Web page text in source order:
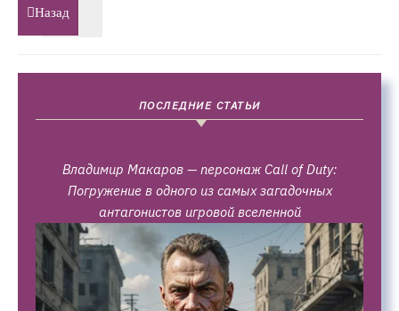
Назад
ПОСЛЕДНИЕ СТАТЬИ
Владимир Макаров — персонаж Call of Duty:
Погружение в одного из самых загадочных
антагонистов игровой вселенной